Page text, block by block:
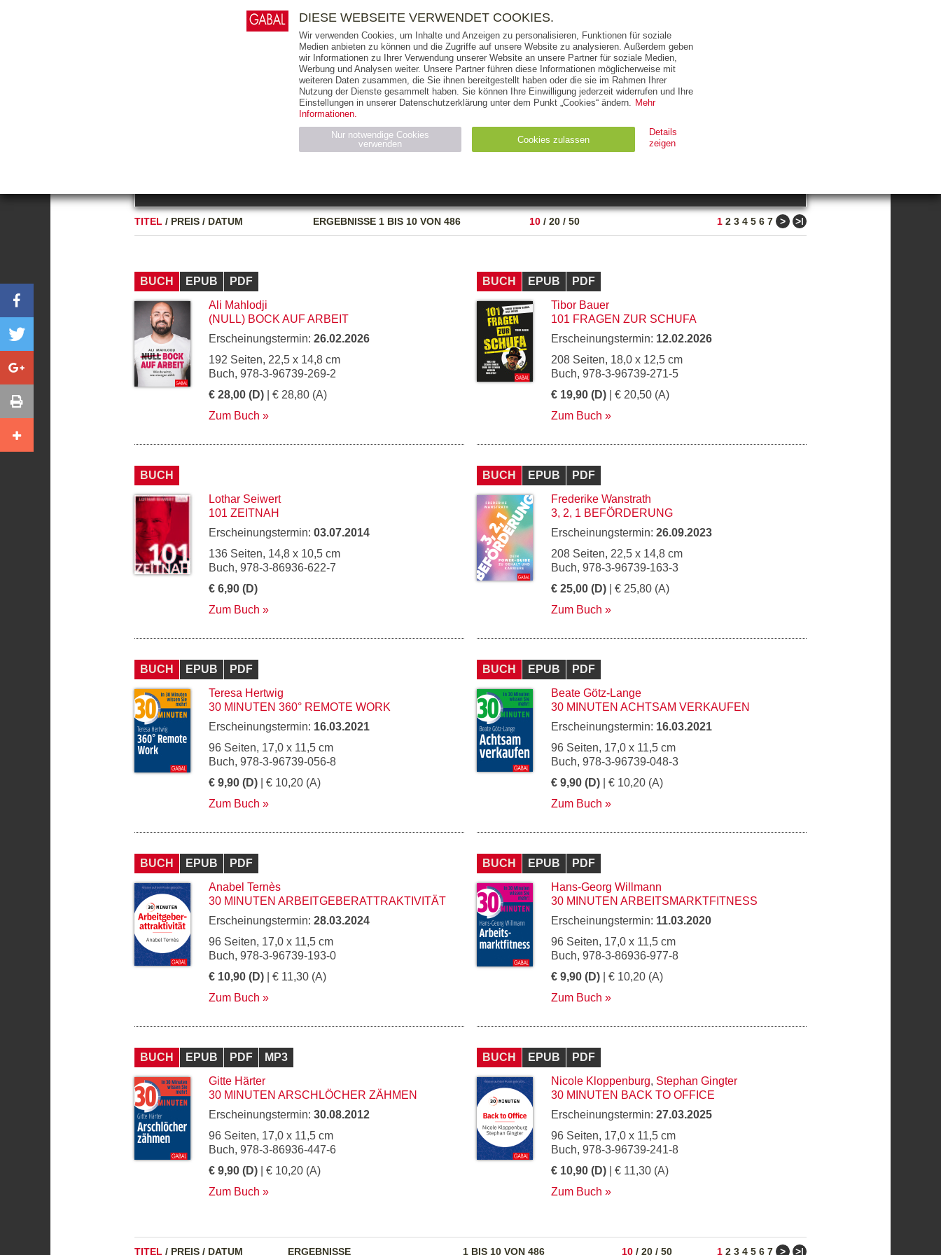
AUSGABEART AUS DER REIHE ZUM THEMA
TITEL / PREIS / DATUM ERGEBNISSE1 BIS 10 VON 486 10 / 20 / 50 1 2 3 4 5 6 7 > >ǀ
BUCH EPUB
PDF
Ali Mahlodji
(NULL) BOCK AUF ARBEIT
Erscheinungstermin: 26.02.2026
192 Seiten, 22,5 x 14,8 cm
Buch, 978-3-96739-269-2
€ 28,00 (D) | € 28,80 (A)
Zum Buch
BUCH EPUB
PDF
Tibor Bauer
101 FRAGEN ZUR SCHUFA
Erscheinungstermin: 12.02.2026
208 Seiten, 18,0 x 12,5 cm
Buch, 978-3-96739-271-5
€ 19,90 (D) | € 20,50 (A)
Zum Buch
BUCH
Lothar Seiwert
101 ZEITNAH
Erscheinungstermin: 03.07.2014
136 Seiten, 14,8 x 10,5 cm
Buch, 978-3-86936-622-7
€ 6,90 (D)
Zum Buch
BUCH EPUB
PDF
Frederike Wanstrath
3, 2, 1 BEFÖRDERUNG
Erscheinungstermin: 26.09.2023
208 Seiten, 22,5 x 14,8 cm
Buch, 978-3-96739-163-3
€ 25,00 (D) | € 25,80 (A)
Zum Buch
BUCH EPUB
PDF
Teresa Hertwig
30 MINUTEN 360° REMOTE WORK
Erscheinungstermin: 16.03.2021
96 Seiten, 17,0 x 11,5 cm
Buch, 978-3-96739-056-8
€ 9,90 (D) | € 10,20 (A)
Zum Buch
BUCH EPUB
PDF
Beate Götz-Lange
30 MINUTEN ACHTSAM VERKAUFEN
Erscheinungstermin: 16.03.2021
96 Seiten, 17,0 x 11,5 cm
Buch, 978-3-96739-048-3
€ 9,90 (D) | € 10,20 (A)
Zum Buch
BUCH EPUB
PDF
Anabel Ternès
30 MINUTEN ARBEITGEBERATTRAKTIVITÄT
Erscheinungstermin: 28.03.2024
96 Seiten, 17,0 x 11,5 cm
Buch, 978-3-96739-193-0
€ 10,90 (D) | € 11,30 (A)
Zum Buch
BUCH EPUB
PDF
Hans-Georg Willmann
30 MINUTEN ARBEITSMARKTFITNESS
Erscheinungstermin: 11.03.2020
96 Seiten, 17,0 x 11,5 cm
Buch, 978-3-86936-977-8
€ 9,90 (D) | € 10,20 (A)
Zum Buch
BUCH EPUB PDF
MP3
Gitte Härter
30 MINUTEN ARSCHLÖCHER ZÄHMEN
Erscheinungstermin: 30.08.2012
96 Seiten, 17,0 x 11,5 cm
Buch, 978-3-86936-447-6
€ 9,90 (D) | € 10,20 (A)
Zum Buch
BUCH EPUB
PDF
Nicole Kloppenburg, Stephan Gingter
30 MINUTEN BACK TO OFFICE
Erscheinungstermin: 27.03.2025
96 Seiten, 17,0 x 11,5 cm
Buch, 978-3-96739-241-8
€ 10,90 (D) | € 11,30 (A)
Zum Buch
TITEL / PREIS / DATUM ERGEBNISSE 1 BIS 10 VON 486 10 / 20 / 50 1 2 3 4 5 6 7 > >ǀ
E-BOOKS AUDIO-CDS MP3 NON-BOOKS
THEMEN AUTOREN VERLAG
RIGHTS PRESSE HANDEL FÜR UNTERNEHMEN
DIESE WEBSEITE VERWENDET COOKIES.
Wir verwenden Cookies, um Inhalte und Anzeigen zu personalisieren, Funktionen für soziale
Medien anbieten zu können und die Zugriffe auf unsere Website zu analysieren. Außerdem geben
wir Informationen zu Ihrer Verwendung unserer Website an unsere Partner für soziale Medien,
Werbung und Analysen weiter. Unsere Partner führen diese Informationen möglicherweise mit
weiteren Daten zusammen, die Sie ihnen bereitgestellt haben oder die sie im Rahmen Ihrer
Nutzung der Dienste gesammelt haben. Sie können Ihre Einwilligung jederzeit widerrufen und Ihre
Einstellungen in unserer Datenschutzerklärung unter dem Punkt „Cookies“ ändern. Mehr
Informationen.
Nur notwendige Cookies
verwenden
Cookies zulassen
Details
zeigen
Name Anbieter Zweck Ablauf
Typ
CMS_SESSION_ID
gabal-
Wird für die Speicherung der Benutzer-Session verwendet